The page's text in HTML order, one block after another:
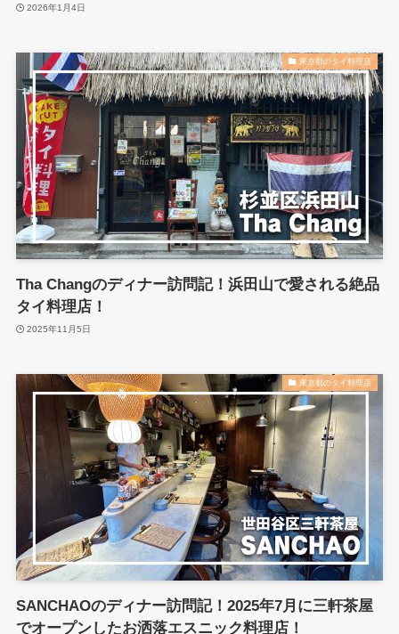
2026年1月4日
東京都のタイ料理店
Tha Changのディナー訪問記！浜田山で愛される絶品
タイ料理店！
2025年11月5日
東京都のタイ料理店
SANCHAOのディナー訪問記！2025年7月に三軒茶屋
でオープンしたお洒落エスニック料理店！